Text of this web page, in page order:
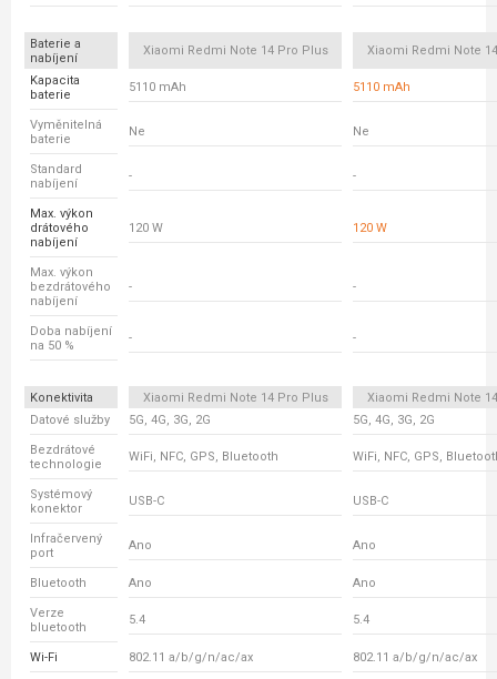
Baterie a
nabíjení
Xiaomi Redmi Note 14 Pro Plus Xiaomi Redmi Note
Kapacita
baterie
5110 mAh 5110 mAh
Vyměnitelná
baterie
Ne Ne
Standard
nabíjení
- -
Max. výkon
drátového
nabíjení
120 W 120 W
Max. výkon
bezdrátového
nabíjení
- -
Doba nabíjení
na 50 %
- -
Konektivita Xiaomi Redmi Note 14 Pro Plus
Xiaomi Redmi Note
Datové služby
5G, 4G, 3G, 2G 5G, 4G, 3G, 2G
Bezdrátové
technologie
WiFi, NFC, GPS, Bluetooth WiFi, NFC, GPS,
Systémový
konektor
USB-C USB-C
Infračervený
port
Ano Ano
Bluetooth Ano Ano
Verze
bluetooth
5.4 5.4
Wi-Fi 802.11 a/b/g/n/ac/ax 802.11 a/b/g/n/ac/ax